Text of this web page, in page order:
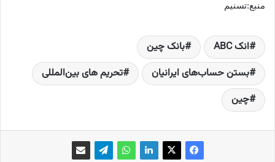
منبع:تسنیم
انک ABC
بانک چین
بستن حساب‌های ایرانیان
تحریم‌ های بین‌المللی
چین